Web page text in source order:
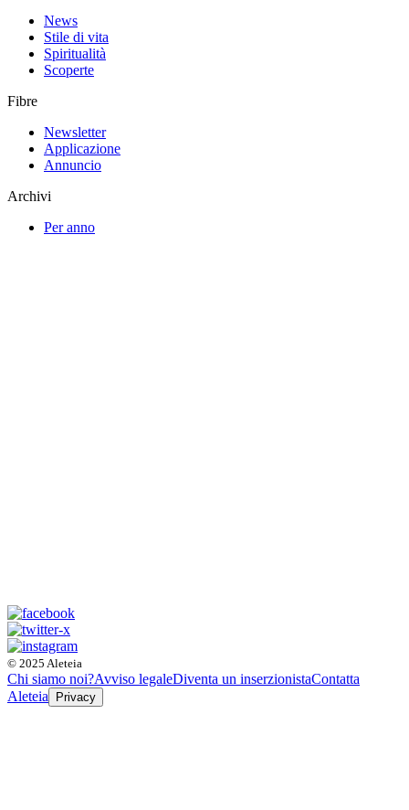
News
Stile di vita
Spiritualità
Scoperte
Fibre
Newsletter
Applicazione
Annuncio
Archivi
Per anno
© 2025 Aleteia
Chi siamo noi?Avviso legaleDiventa un inserzionistaContatta
Aleteia
Privacy